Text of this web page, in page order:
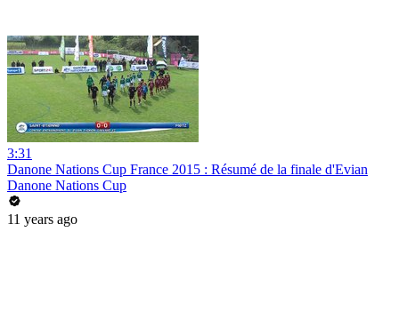
3:31
Danone Nations Cup France 2015 : Résumé de la finale d'Evian
Danone Nations Cup
11 years ago